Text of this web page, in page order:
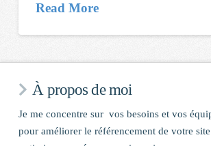
Read More
À propos de moi
Je me concentre sur vos besoins et vos
pour améliorer le référencement de votre